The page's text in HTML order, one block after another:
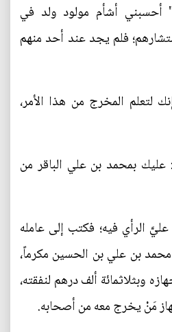
أحسبني أشأم مولود ولد في
فلم يجد عند أحد منهم
لتعلم المخرج من هذا الأمر،
بمحمد بن علي الباقر من
الرأي فيه؛ فكتب إلى عامله
بن علي بن الحسين مكرماً،
وبثلاثمائة ألف درهم لنفقته،
مَنْ يخرج معه من أصحابه.